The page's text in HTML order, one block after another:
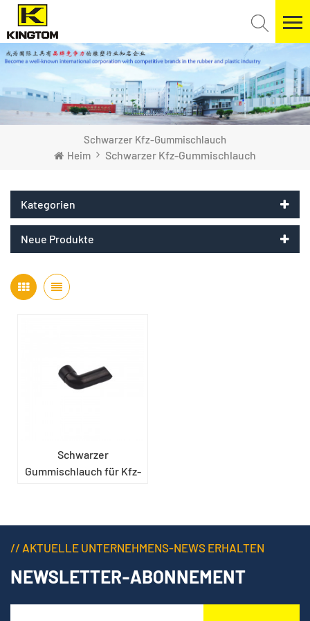
Schwarzer Kfz-Gummischlauch
Heim
Schwarzer Kfz-Gummischlauch
Kategorien
Neue Produkte
Schwarzer
Gummischlauch für Kfz-
// AKTUELLE UNTERNEHMENS-NEWS ERHALTEN
NEWSLETTER-ABONNEMENT